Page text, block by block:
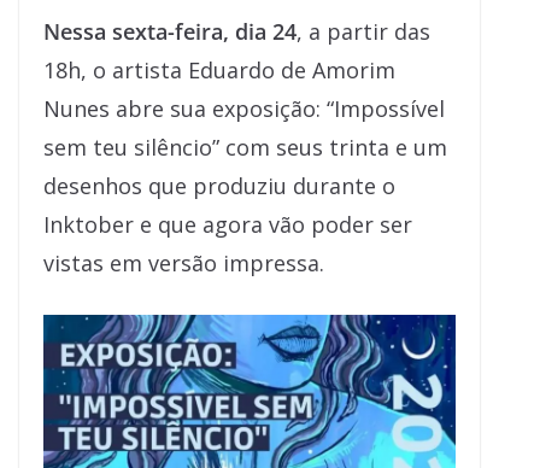
Nessa sexta-feira, dia 24, a partir das
18h, o artista Eduardo de Amorim
Nunes abre sua exposição: “Impossível
sem teu silêncio” com seus trinta e um
desenhos que produziu durante o
Inktober e que agora vão poder ser
vistas em versão impressa.